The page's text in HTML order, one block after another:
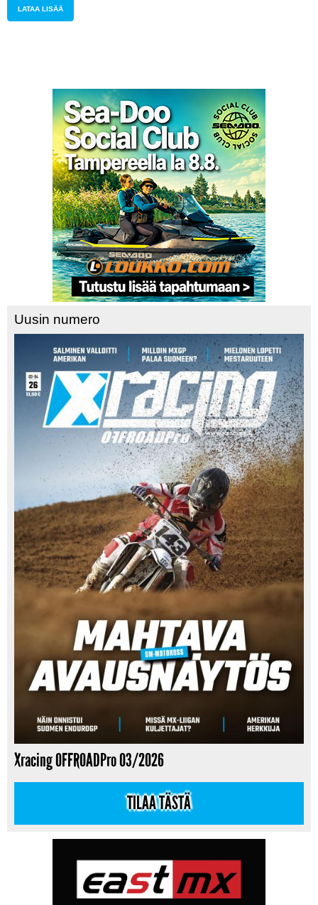
LATAA LISÄÄ
Uusin numero
Xracing OFFROADPro 03/2026
TILAA TÄSTÄ